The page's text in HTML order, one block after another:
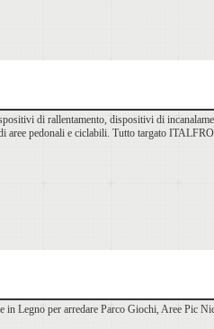
di rallentamento, dispositivi di
aree pedonali e ciclabili. Tutto targato
in Legno per arredare Parco Giochi, Aree Pic